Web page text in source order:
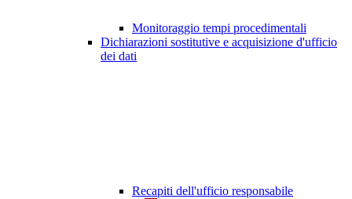
Monitoraggio tempi procedimentali
Dichiarazioni sostitutive e acquisizione d'ufficio
dei dati
Recapiti dell'ufficio responsabile